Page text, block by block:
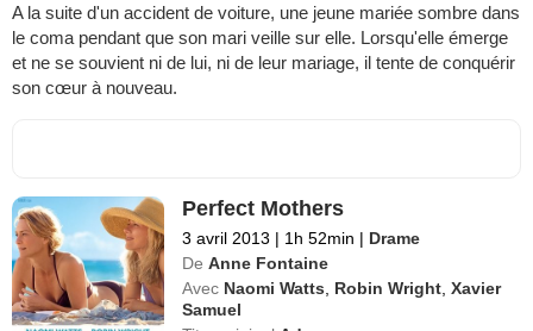
A la suite d'un accident de voiture, une jeune mariée sombre dans
le coma pendant que son mari veille sur elle. Lorsqu'elle émerge
et ne se souvient ni de lui, ni de leur mariage, il tente de conquérir
son cœur à nouveau.
Perfect Mothers
3 avril 2013 | 1h 52min | Drame
De Anne Fontaine
Avec Naomi Watts Robin Wright ,Xavier
Samuel